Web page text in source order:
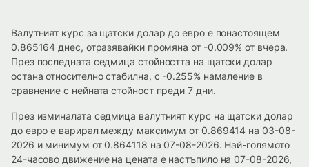
Валутният курс за щатски долар до евро е понастоящем
0.865164 днес, отразявайки промяна от -0.009% от вчера.
През последната седмица стойността на щатски долар
остана относително стабилна, с -0.255% намаление в
сравнение с нейната стойност преди 7 дни.
През изминалата седмица валутният курс на щатски долар
до евро е варирал между максимум от 0.869414 на 03-08-
2026 и минимум от 0.864118 на 07-08-2026. Най-голямото
24-часово движение на цената е настъпило на 07-08-2026,